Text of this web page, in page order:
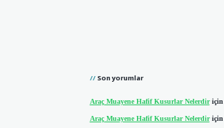
Son yorumlar
Araç Muayene Hafif Kusurlar Nelerdiriçin
Araç Muayene Hafif Kusurlar Nelerdiriçin